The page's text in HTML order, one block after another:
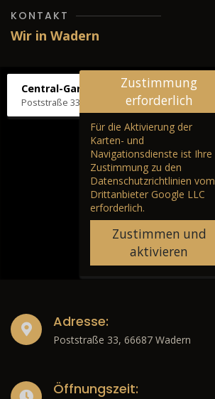
KONTAKT
Wir in Wadern
Central-Garage H. Wilhelm
Poststraße 33, 66687 Wadern
Zustimmung
erforderlich
Für die Aktivierung der
Karten- und
Navigationsdienste ist Ihre
Zustimmung zu den
Datenschutzrichtlinien vom
Drittanbieter Google LLC
erforderlich.
Zustimmen und
aktivieren
Adresse:
Poststraße 33, 66687 Wadern
Öffnungszeit: